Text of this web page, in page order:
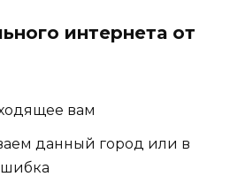
интернета от
вам
данный город или в